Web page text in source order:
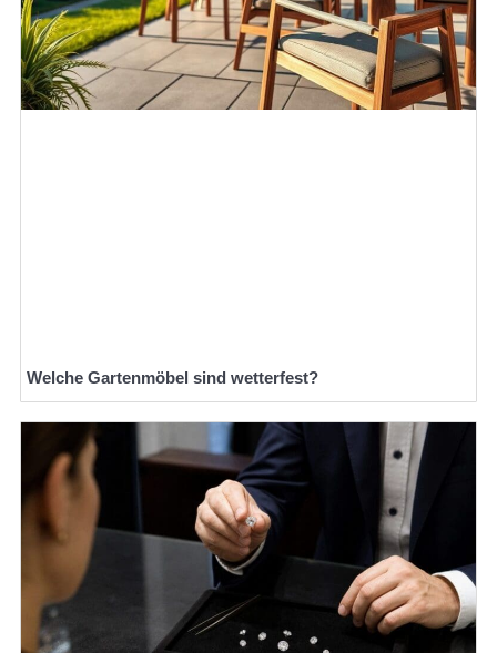
Welche Gartenmöbel sind wetterfest?